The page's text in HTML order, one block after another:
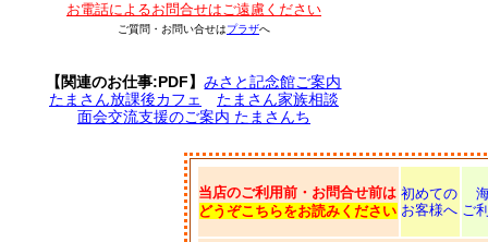
お電話によるお問合せはご遠慮ください
ご質問・お問い合せはプラザへ
【関連のお仕事:PDF】みさと記念館ご案内
たまさん放課後カフェ
たまさん家族相談
面会交流支援のご案内 たまさんち
当店のご利用前・お問合せ前は
どうぞこちらをお読みください
初めての
お客様へ ご